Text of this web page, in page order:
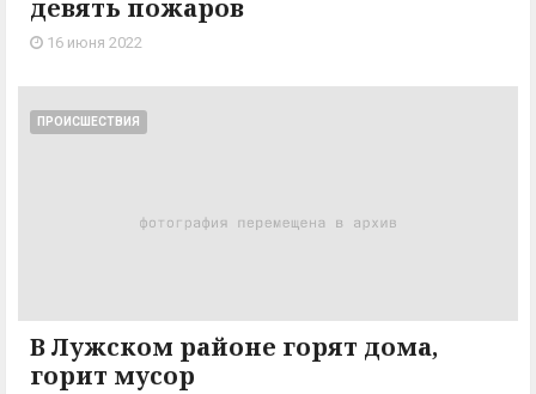
девять пожаров
16 июня 2022
ПРОИСШЕСТВИЯ
В Лужском районе горят дома,
горит мусор